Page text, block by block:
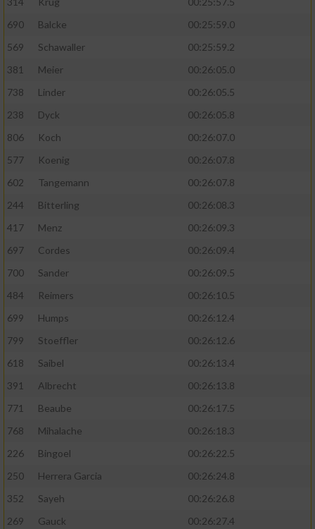
690
Balcke
00:25:59.0
569
Schawaller
00:25:59.2
381
Meier
00:26:05.0
738
Linder
00:26:05.5
238
Dyck
00:26:05.8
806
Koch
00:26:07.0
577
Koenig
00:26:07.8
602
Tangemann
00:26:07.8
244
Bitterling
00:26:08.3
417
Menz
00:26:09.3
697
Cordes
00:26:09.4
700
Sander
00:26:09.5
484
Reimers
00:26:10.5
699
Humps
00:26:12.4
799
Stoeffler
00:26:12.6
618
Saibel
00:26:13.4
391
Albrecht
00:26:13.8
771
Beaube
00:26:17.5
768
Mihalache
00:26:18.3
226
Bingoel
00:26:22.5
250
Herrera Garcia
00:26:24.8
352
Sayeh
00:26:26.8
269
Gauck
00:26:27.4